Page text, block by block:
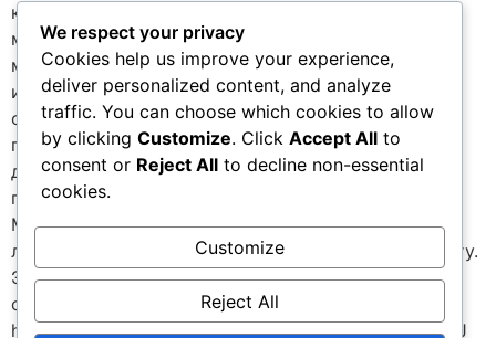
к минимуму вероятность вирилизации. Главным
моментом спора с женщинами, вероятно, будет 10
мг на дозу капсулы, которая слишком высока для
использования. Применение потребовало бы
открытия каждой капсулы и разделения
порошкообразного содержимого на 4 отдельные
дозы. Как и во всех стероидах, вирилизация по-
прежнему возможна. Доступность:
Метилдростанолон не доступен в качестве
лекарственного средства, отпускаемого по рецепту.
Этот стероид можно найти во многих подпольных
стероидных продуктах. 1 2-Methyl and 2-
hydroxymethylene-androstane derivatives. Ringold HJ
We respect your privacy
Cookies help us improve your experience,
deliver personalized content, and analyze
traffic. You can choose which cookies to allow
by clicking Customize. Click Accept All to
consent or Reject All to decline non-essential
cookies.
Customize
Reject All